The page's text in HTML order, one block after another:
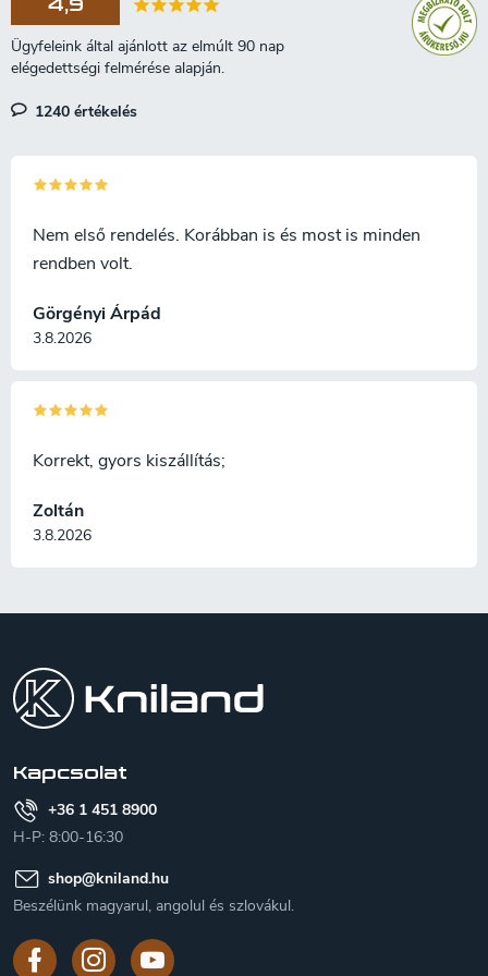
4,9
1240 értékelés
Görgényi Árpád
3.8.2026
Nem első rendelés. Korábban is és most is minden
rendben volt.
Zoltán
3.8.2026
Korrekt, gyors kiszállítás;
Kapcsolat
+36 1 451 8900
H-P: 8:00-16:30
shop@kniland.hu
Beszélünk magyarul, angolul és szlovákul.